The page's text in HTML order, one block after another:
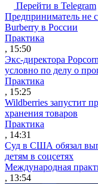
Перейти в Telegram
Предприниматель не
Burberry в России
Практика
, 15:50
Экс-директора
условно по делу о
Практика
, 15:25
Wildberries запустит
хранения товаров
Практика
, 14:31
Суд в США обязал
детям в соцсетях
Международная
, 13:54